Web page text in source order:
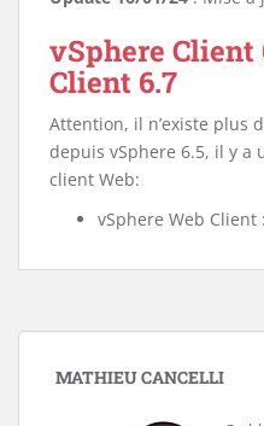
vSphere Client
Client 6.7
Attention, il n’existe plus
depuis vSphere 6.5, il y a
client Web:
vSphere Web Client :
MATHIEU CANCELLI